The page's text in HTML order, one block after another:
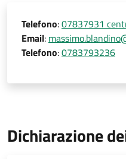
Telefono:07837931
Email:
Telefono:0783793236
Dichiarazione